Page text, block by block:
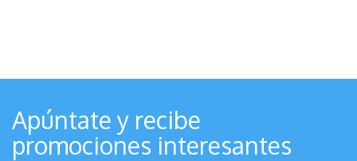
Apúntate y recibe
promociones interesantes